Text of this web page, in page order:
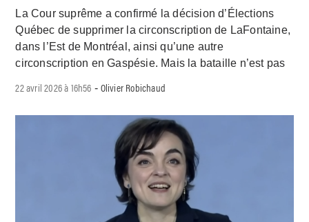
La Cour suprême a confirmé la décision d’Élections
Québec de supprimer la circonscription de LaFontaine,
dans l’Est de Montréal, ainsi qu’une autre
circonscription en Gaspésie. Mais la bataille n’est pas
22 avril 2026 à 16h56 - Olivier Robichaud